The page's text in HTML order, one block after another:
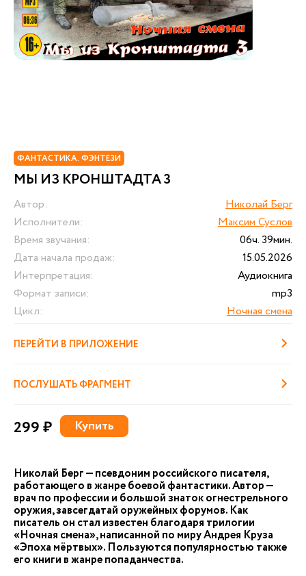
ФАНТАСТИКА. ФЭНТЕЗИ
МЫ ИЗ КРОНШТАДТА 3
Автор:
Николай Берг
Исполнители:
Максим Суслов
Время звучания:
06ч. 39мин.
Дата начала продаж:
15.05.2026
Интерпретация:
Аудиокнига
Формат записи:
mp3
Цикл:
Ночная смена
ПЕРЕЙТИ В ПРИЛОЖЕНИЕ
ПОСЛУШАТЬ ФРАГМЕНТ
299 ₽ Купить
Николай Берг — псевдоним российского писателя,
работающего в жанре боевой фантастики. Автор —
врач по профессии и большой знаток огнестрельного
оружия, завсегдатай оружейных форумов. Как
писатель он стал известен благодаря трилогии
«Ночная смена», написанной по миру Андрея Круза
«Эпоха мёртвых». Пользуются популярностью также
его книги в жанре попаданчества.